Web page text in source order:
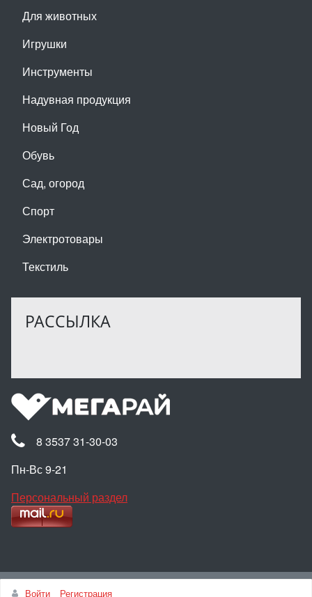
Для животных
Игрушки
Инструменты
Надувная продукция
Новый Год
Обувь
Сад, огород
Спорт
Электротовары
Текстиль
РАССЫЛКА
8 3537 31-30-03
Пн-Вс 9-21
Персональный раздел
Войти Регистрация